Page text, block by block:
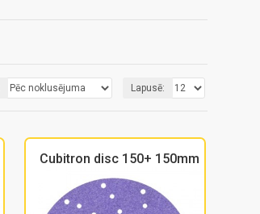
Lapusē:
Cubitron disc 150+ 150mm